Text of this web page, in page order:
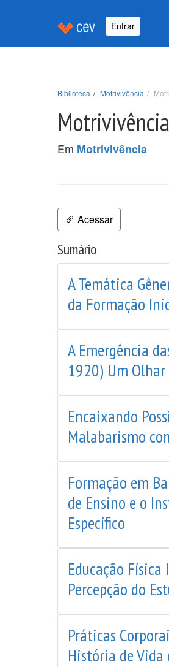
Entrar
Biblioteca Motrivivência
Em Motrivivência
Acessar
Sumário
A Temática
da Formação
A Emergência
1920) Um Olhar
Encaixando
Malabarismo
Formação em
de Ensino e o
Específico
Educação
Percepção do
Práticas
História de Vida